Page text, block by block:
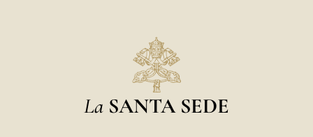
La SANTA SEDE